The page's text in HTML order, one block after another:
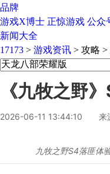
品牌
游戏X博士 正惊游戏 公众
新闻大全
17173 > 游戏资讯 > 攻略 >
《九牧之野
2026-06-11 13:44:10 来
九牧之野S4落匪体